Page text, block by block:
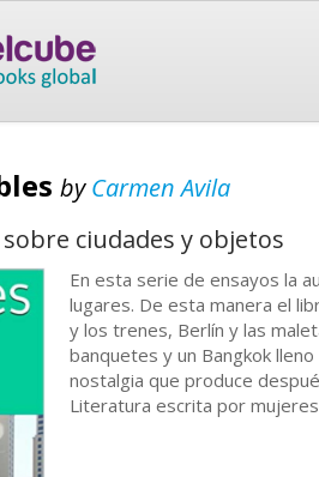
byCarmen Avila
ciudades y objetos
En esta serie de ensayos la
lugares. De esta manera el
y los trenes, Berlín y las
banquetes y un Bangkok
nostalgia que produce
Literatura escrita por